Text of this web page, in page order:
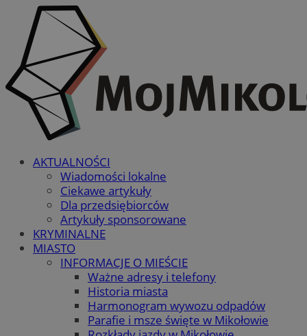
AKTUALNOŚCI
Wiadomości lokalne
Ciekawe artykuły
Dla przedsiębiorców
Artykuły sponsorowane
KRYMINALNE
MIASTO
INFORMACJE O MIEŚCIE
Ważne adresy i telefony
Historia miasta
Harmonogram wywozu odpadów
Parafie i msze święte w Mikołowie